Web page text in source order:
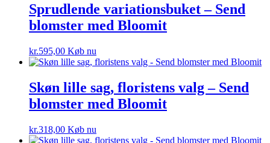
Sprudlende variationsbuket – Send
blomster med Bloomit
kr.595,00 Køb nu
Skøn lille sag, floristens valg – Send
blomster med Bloomit
kr.318,00 Køb nu